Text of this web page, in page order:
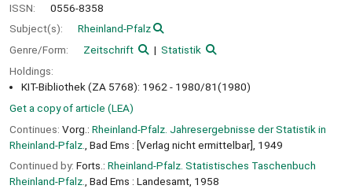
ISSN:
0556-8358
Subject(s):
Rheinland-Pfalz
Genre/Form:
Zeitschrift
Statistik
Holdings:
KIT-Bibliothek (ZA 5768): 1962 - 1980/81(1980)
Get a copy of article (LEA)
Continues: Vorg.: Rheinland-Pfalz. Jahresergebnisse der Statistik in
Rheinland-Pfalz. , Bad Ems : [Verlag nicht ermittelbar], 1949
Continued by: Forts.: Rheinland-Pfalz. Statistisches Taschenbuch
Rheinland-Pfalz., Bad Ems : Landesamt, 1958